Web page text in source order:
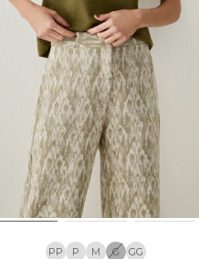
PP P M G GG